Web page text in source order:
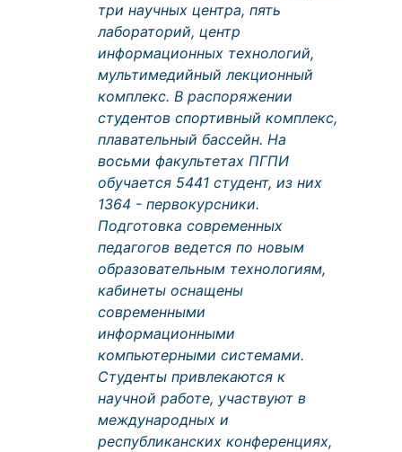
три научных центра, пять
лабораторий, центр
информационных технологий,
мультимедийный лекционный
комплекс. В распоряжении
студентов спортивный комплекс,
плавательный бассейн. На
восьми факультетах ПГПИ
обучается 5441 студент, из них
1364 - первокурсники.
Подготовка современных
педагогов ведется по новым
образовательным технологиям,
кабинеты оснащены
современными
информационными
компьютерными системами.
Студенты привлекаются к
научной работе, участвуют в
международных и
республиканских конференциях,